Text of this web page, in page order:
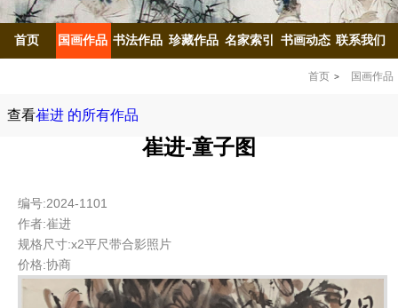
首页 国画作品 书法作品 珍藏作品 名家索引 书画动态 联系我们
首页 国画作品
查看崔进 的所有作品
崔进-童子图
编号:2024-1101
作者:崔进
规格尺寸:x2平尺带合影照片
价格:协商